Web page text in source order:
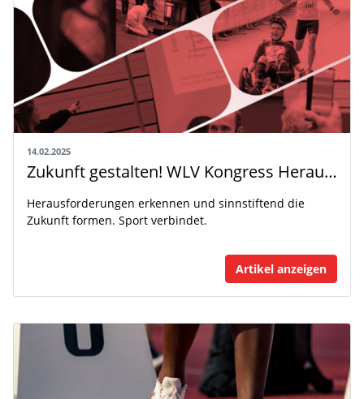
14.02.2025
Zukunft gestalten! WLV Kongress Herausforderungen & Perspektiven 2025
Herausforderungen erkennen und sinnstiftend die
Zukunft formen. Sport verbindet.
Artikel anzeigen